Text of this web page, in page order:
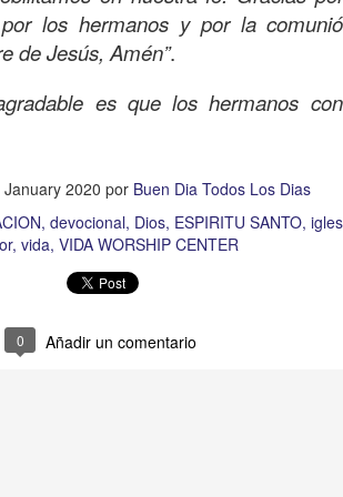
los hermanos y por la
de Jesús, Amén”.
es que los hermanos
2020 por Buen Dia Todos Los Dias
devocional Dios ESPIRITU SANTO
vida VIDA WORSHIP CENTER
0 Añadir un comentario
demás que están en
del “prójimo”. Te pido Señor
lo pido en el Nombre de Jesús,
Palm Blvd, Coral Springs, FL 33065, USA
SANTO iglesia iglesia de coral springs
c quintero pastor pastor quintero
Añadir un comentario